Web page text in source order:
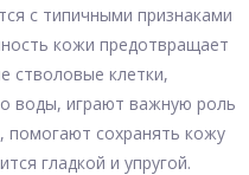
с типичными признаками
кожи предотвращает
стволовые клетки,
воды, играют важную роль
помогают сохранять кожу
гладкой и упругой.